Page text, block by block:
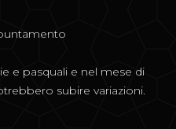
e pasquali e nel mese di
subire variazioni.